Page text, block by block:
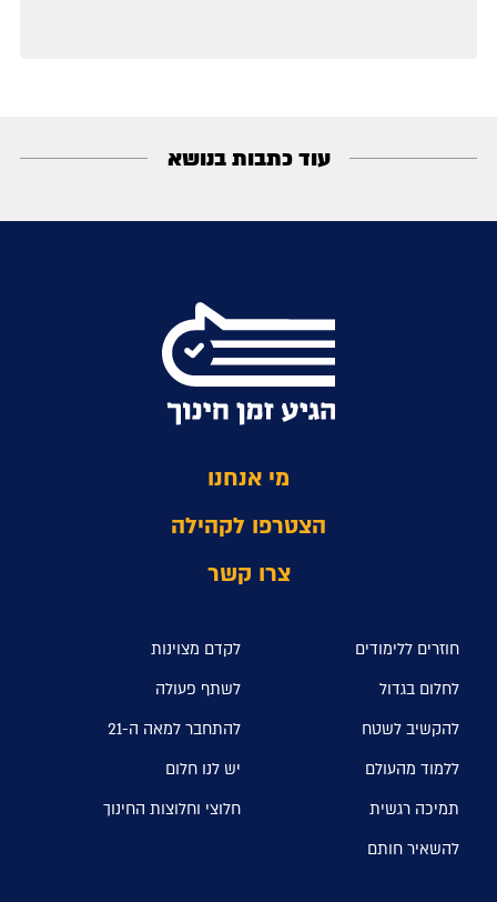
עוד כתבות בנושא
מי אנחנו
הצטרפו לקהילה
צרו קשר
חוזרים ללימודים
לקדם מצוינות
לחלום בגדול
לשתף פעולה
להקשיב לשטח
להתחבר למאה ה-21
ללמוד מהעולם
יש לנו חלום
תמיכה רגשית
חלוצי וחלוצות החינוך
להשאיר חותם